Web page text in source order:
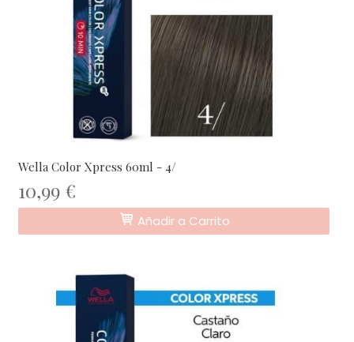
Wella Color Xpress 60ml - 4/
10,99 €
Añadir a Carrito